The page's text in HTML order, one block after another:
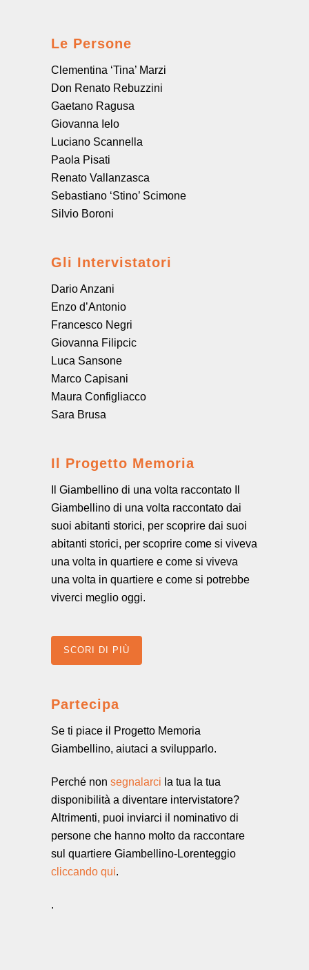
Le Persone
Clementina ‘Tina’ Marzi
Don Renato Rebuzzini
Gaetano Ragusa
Giovanna Ielo
Luciano Scannella
Paola Pisati
Renato Vallanzasca
Sebastiano ‘Stino’ Scimone
Silvio Boroni
Gli Intervistatori
Dario Anzani
Enzo d’Antonio
Francesco Negri
Giovanna Filipcic
Luca Sansone
Marco Capisani
Maura Configliacco
Sara Brusa
Il Progetto Memoria
Il Giambellino di una volta raccontato Il
Giambellino di una volta raccontato dai
suoi abitanti storici, per scoprire dai suoi
abitanti storici, per scoprire come si viveva
una volta in quartiere e come si viveva
una volta in quartiere e come si potrebbe
viverci meglio oggi.
SCORI DI PIÙ
Partecipa
Se ti piace il Progetto Memoria
Giambellino, aiutaci a svilupparlo.
Perché non segnalarci la tua la tua
disponibilità a diventare intervistatore?
Altrimenti, puoi inviarci il nominativo di
persone che hanno molto da raccontare
sul quartiere Giambellino-Lorenteggio
cliccando qui.
.